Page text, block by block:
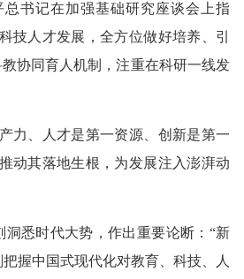
书记在加强基础研究座谈会上指
技人才发展，全方位做好培养、引
协同育人机制，注重在科研一线发
、人才是第一资源、创新是第一
动其落地生根，为发展注入澎湃动
悉时代大势，作出重要论断：“新
握中国式现代化对教育、科技、人